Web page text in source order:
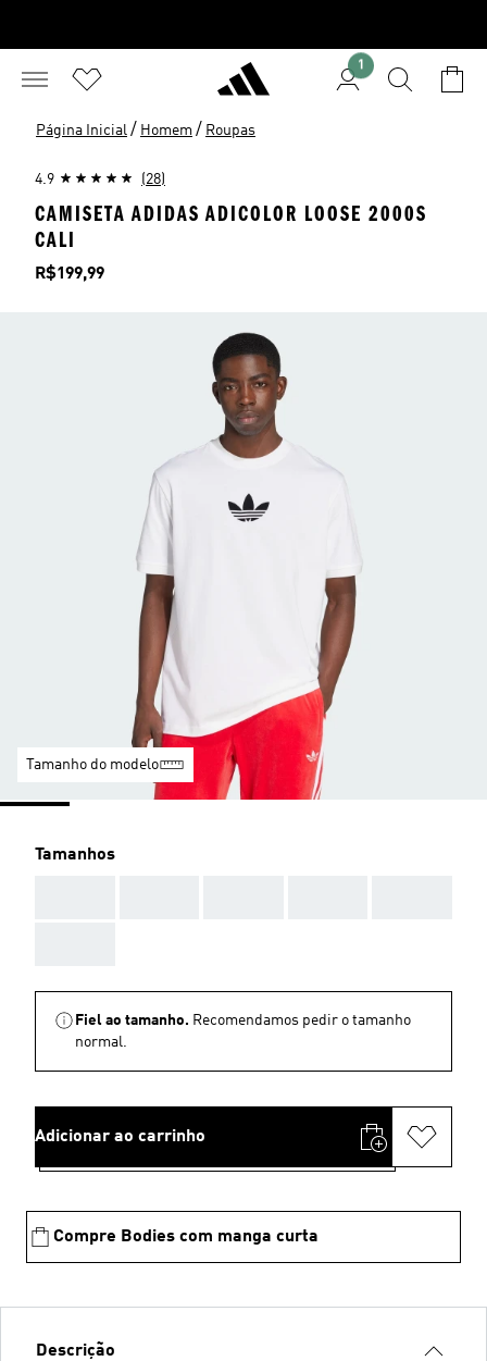
1
Página Inicial / Homem / Roupas
4.9 (28)
CAMISETA ADIDAS ADICOLOR LOOSE 2000S
CALI
Preço
R$199,99
Tamanho do modelo
Tamanhos
Fiel ao tamanho. Recomendamos pedir o tamanho
normal.
Adicionar ao carrinho
Compre Bodies com manga curta
Descrição